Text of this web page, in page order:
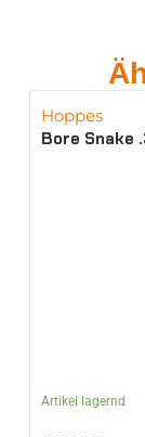
Hoppes
Bore Snake
Artikel lagernd